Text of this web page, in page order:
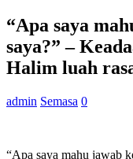
“Apa saya
saya?” –
Halim luah
admin Semasa 0
“Apa saya mahu jawab